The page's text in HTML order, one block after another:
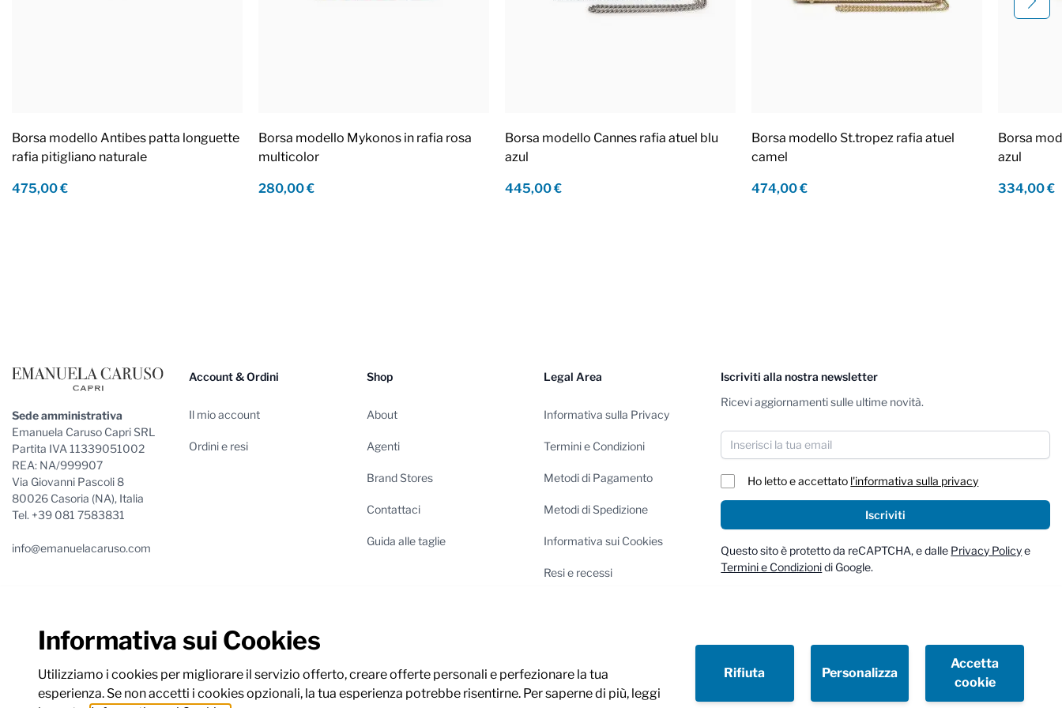
Informativa sui Cookies
Utilizziamo i cookies per migliorare il servizio offerto, creare offerte personali e perfezionare la tua
esperienza. Se non accetti i cookies opzionali, la tua esperienza potrebbe risentirne. Per saperne di più, leggi
Accetta
cookie
Rifiuta Personalizza
Borsa modello Antibes patta longuette
rafia pitigliano naturale
475,00 €
Borsa modello Mykonos in rafia rosa
multicolor
280,00 €
Borsa modello Cannes rafia atuel blu
azul
445,00 €
Borsa modello St.tropez rafia atuel
camel
474,00 €
Borsa
azul
334,00 €
Sede amministrativa
Emanuela Caruso Capri SRL
Partita IVA 11339051002
REA: NA/999907
Via Giovanni Pascoli 8
80026 Casoria (NA), Italia
Tel. +39 081 7583831
info@emanuelacaruso.com
Account & Ordini
Il mio account
Ordini e resi
Shop
About
Agenti
Brand Stores
Contattaci
Guida alle taglie
Legal Area
Informativa sulla Privacy
Termini e Condizioni
Metodi di Pagamento
Metodi di Spedizione
Informativa sui Cookies
Resi e recessi
Iscriviti alla nostra newsletter
Ricevi aggiornamenti sulle ultime novità.
Indirizzo email
Ho letto e accettato l'informativa sulla privacy
Iscriviti
Questo sito è protetto da reCAPTCHA, e dalle Privacy Policye
Termini e Condizionidi Google.